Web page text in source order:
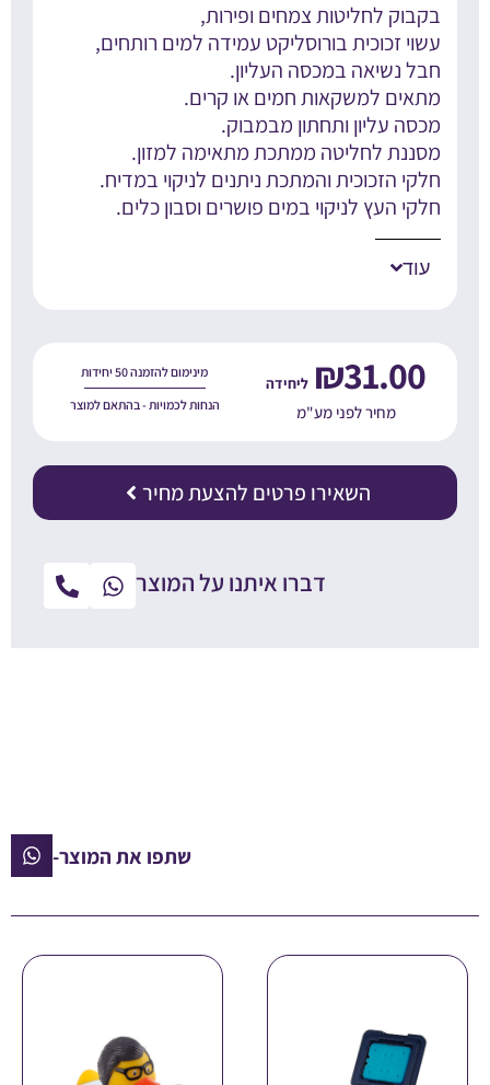
לחליטות צמחים ופירות,
זכוכית בורוסליקט עמידה למים רותחים,
נשיאה במכסה העליון.
למשקאות חמים או קרים.
עליון ותחתון מבמבוק.
לחליטה ממתכת מתאימה למזון.
הזכוכית והמתכת ניתנים לניקוי במדיח.
העץ לניקוי במים פושרים וסבון כלים.
₪31.00
מחיר לפני מע"מ
מינימום להזמנה 50 יחידות
הנחות לכמויות - בהתאם למוצר
השאירו פרטים להצעת מחיר
דברו איתנו על המוצר
שתפו את המוצר-